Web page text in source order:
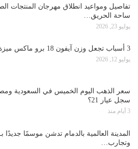
تفاصيل ومواعيد انطلاق مهرجان المنتجات
ساحة الحريق…
يوليو 23, 2026
3 أسباب تجعل وزن آيفون 18 برو ماكس ميزة لا عيبًا
يوليو 12, 2026
سعر الذهب اليوم الخميس في السعودية
سجل عيار 21؟
3 أيام منذ
وتجارب…